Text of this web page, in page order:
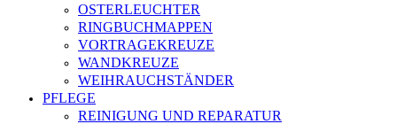
OSTERLEUCHTER
RINGBUCHMAPPEN
VORTRAGEKREUZE
WANDKREUZE
WEIHRAUCHSTÄNDER
PFLEGE
REINIGUNG UND REPARATUR